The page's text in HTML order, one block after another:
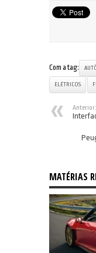
Com a tag:
ELÉTRICOS
Anterior:
MATÉRIAS